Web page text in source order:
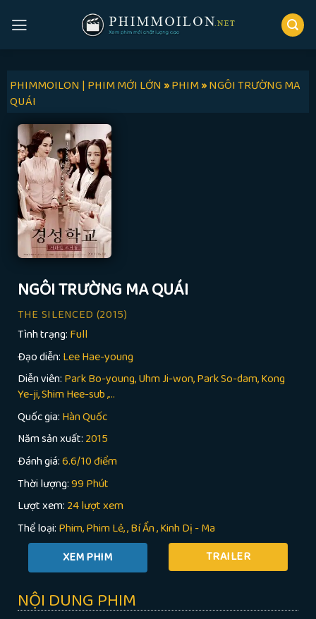
PHIMMOILON | PHIM MỚI LỚN»PHIM»NGÔI TRƯỜNG MA
QUÁI
NGÔI TRƯỜNG MA QUÁI
THE SILENCED (2015)
Tình trạng: Full
Đạo diễn: Lee Hae-young
Diễn viên: Park Bo-young, Uhm Ji-won, Park So-dam, Kong
Ye-ji, Shim Hee-sub ,...
Quốc gia: Hàn Quốc
Năm sản xuất: 2015
Đánh giá:6.6/10 điểm
Thời lượng:99 Phút
Lượt xem: 24 lượt xem
Thể loại: Phim Phim Lẻ ,Bí Ẩn,Kinh Dị - Ma
TRAILER
NỘI DUNG PHIM